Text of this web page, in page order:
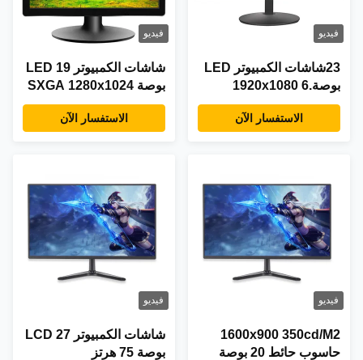
فيديو
23شاشات الكمبيوتر LED
بوصة.6 1920x1080
شاشة HD كاملة واجهة
HDMI VGAالاستفسار الآن
فيديو
شاشات الكمبيوتر LED 19
بوصة SXGA 1280x1024
3 سنوات ضمان
الاستفسار الآن
فيديو
1600x900 350cd/M2
حاسوب حائط 20 بوصة
فيديو
شاشات الكمبيوتر LCD 27
بوصة 75 هرتز